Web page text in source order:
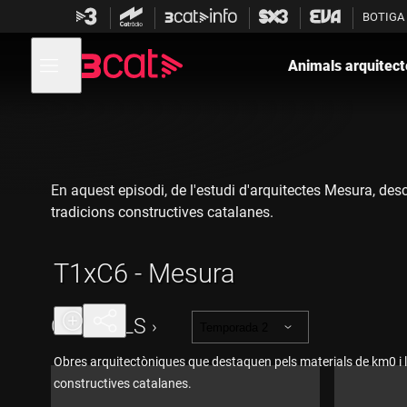
contingut
BOTIGA
menú
de
Animals
T1xC6 - Mesura
Obres arquitectòniques que destaquen pels materials de km0 i
constructives catalanes.
En aquest episodi, de l'estudi d'arquitectes Mesura,
tradicions constructives catalanes.
CAPÍTOLS